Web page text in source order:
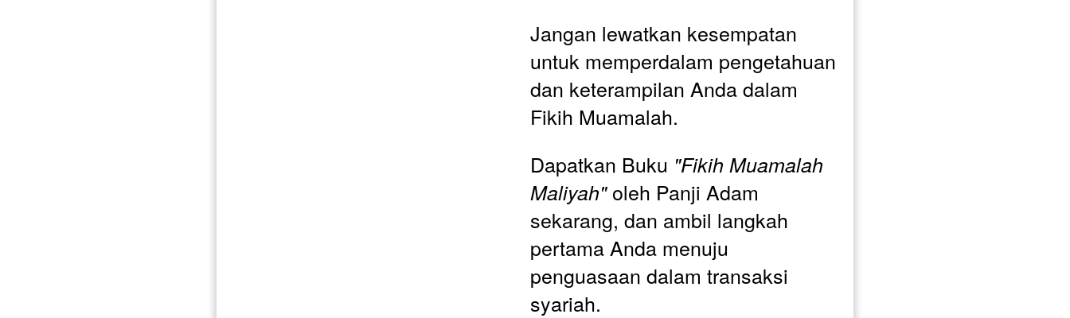
Jangan lewatkan kesempatan
untuk memperdalam pengetahuan
dan keterampilan Anda dalam
Fikih Muamalah.
Dapatkan Buku "Fikih Muamalah
Maliyah" oleh Panji Adam
sekarang, dan ambil langkah
pertama Anda menuju
penguasaan dalam transaksi
syariah.